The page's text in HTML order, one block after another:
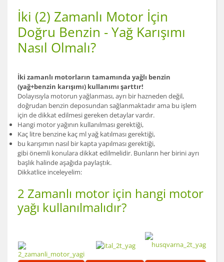
İki (2) Zamanlı Motor İçin
Doğru Benzin - Yağ Karışımı
Nasıl Olmalı?
İki zamanlı motorların tamamında yağlı benzin
(yağ+benzin karışımı) kullanımı şarttır!
Dolayısıyla motorun yağlanması, ayrı bir hazneden değil,
doğrudan benzin deposundan sağlanmaktadır ama bu işlem
için de dikkat edilmesi gereken detaylar vardır.
Hangi motor yağının kullanılması gerektiği,
Kaç litre benzine kaç ml yağ katılması gerektiği,
bu karışımın nasıl bir kapta yapılması gerektiği,
gibi önemli konulara dikkat edilmelidir. Bunların her birini ayrı
başlık halinde aşağıda paylaştık.
Dikkatlice inceleyelim:
2 Zamanlı motor için hangi motor
yağı kullanılmalıdır?